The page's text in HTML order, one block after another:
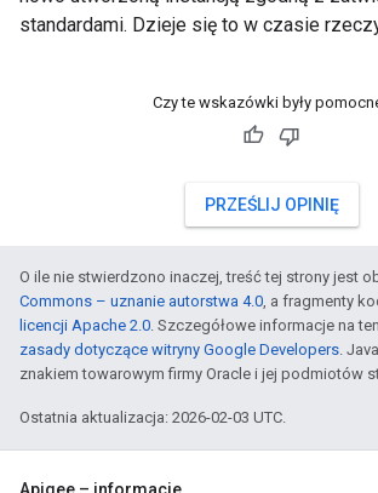
standardami. Dzieje się to w czasie
Czy te wskazówki były
PRZEŚLIJ OPINIĘ
O ile nie stwierdzono inaczej, treść tej strony jest
Commons – uznanie autorstwa 4.0, a fragmenty
licencji Apache 2.0. Szczegółowe informacje na
zasady dotyczące witryny Google Developers.
znakiem towarowym firmy Oracle i jej podmiotów
Ostatnia aktualizacja: 2026-02-03 UTC.